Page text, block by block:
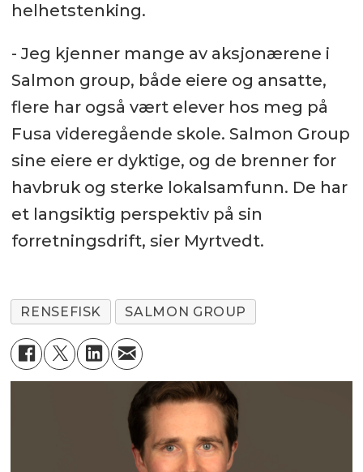
helhetstenking.
- Jeg kjenner mange av aksjonærene i
Salmon group, både eiere og ansatte,
flere har også vært elever hos meg på
Fusa videregående skole. Salmon Group
sine eiere er dyktige, og de brenner for
havbruk og sterke lokalsamfunn. De har
et langsiktig perspektiv på sin
forretningsdrift, sier Myrtvedt.
RENSEFISK SALMON GROUP